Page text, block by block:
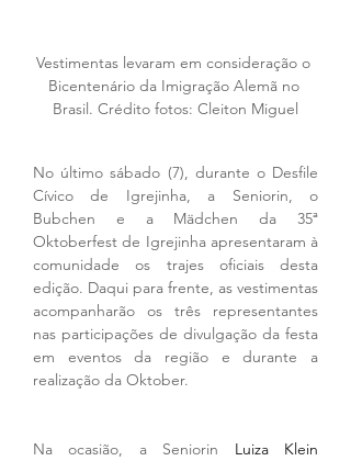
Vestimentas levaram em consideração o
Bicentenário da Imigração Alemã no
Brasil. Crédito fotos: Cleiton Miguel
No último sábado (7), durante o Desfile
Cívico de Igrejinha, a Seniorin, o
Bubchen e a Mädchen da 35ª
Oktoberfest de Igrejinha apresentaram à
comunidade os trajes oficiais desta
edição. Daqui para frente, as vestimentas
acompanharão os três representantes
nas participações de divulgação da festa
em eventos da região e durante a
realização da Oktober.
Na ocasião, a Seniorin